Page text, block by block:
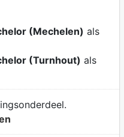
(Mechelen) als
(Turnhout) als